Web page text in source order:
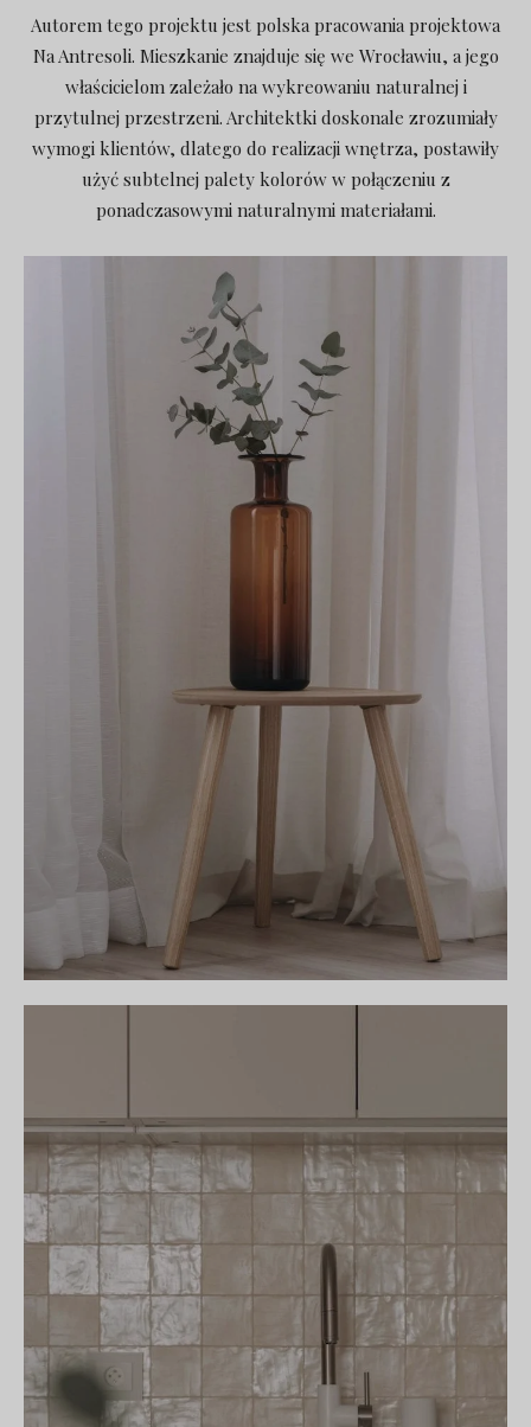
Autorem tego projektu jest polska pracowania projektowa
Na Antresoli. Mieszkanie znajduje się we Wrocławiu, a jego
właścicielom zależało na wykreowaniu naturalnej i
przytulnej przestrzeni. Architektki doskonale zrozumiały
wymogi klientów, dlatego do realizacji wnętrza, postawiły
użyć subtelnej palety kolorów w połączeniu z
ponadczasowymi naturalnymi materiałami.